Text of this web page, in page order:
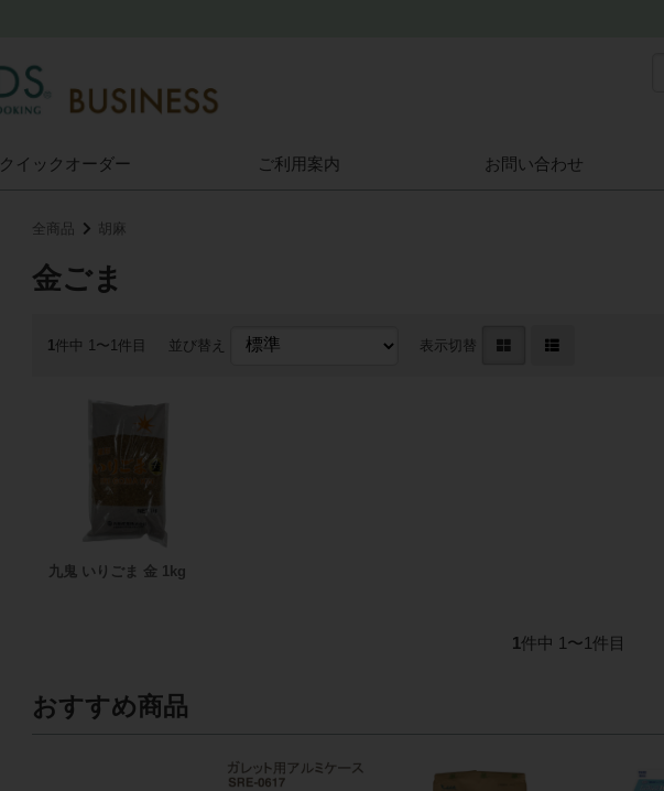
クイック オーダー ご利用案内 お問い合わせ
全商品 胡麻
金ごま
1件中 1〜1件目 並び替え 表示切替
九鬼 いりごま 金 1kg
1件中 1〜1件目
おすすめ商品